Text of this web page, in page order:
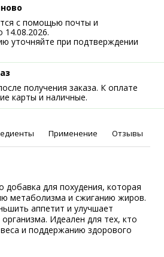
с помощью почты и
14.08.2026.
уточняйте при подтверждении
получения заказа. К оплате
карты и наличные.
Применение Отзывы
добавка для похудения, которая
метаболизма и сжиганию жиров.
аппетит и улучшает
Идеален для тех, кто
и поддержанию здорового